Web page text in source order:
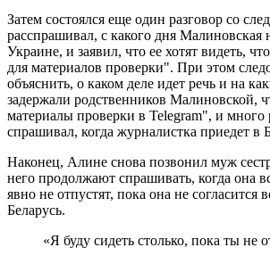
Затем состоялся еще один разговор со
расспрашивал, с какого дня Малиновская
Украине, и заявил, что ее хотят видеть,
для материалов проверки". При этом
объяснить, о каком деле идет речь и на
задержали родственников Малиновской,
материалы проверки в Telegram", и много
спрашивал, когда журналистка приедет в
Наконец, Алине снова позвонил муж
него продолжают спрашивать, когда она
явно не отпустят, пока она не согласится
Беларусь.
«Я буду сидеть столько, пока ты не